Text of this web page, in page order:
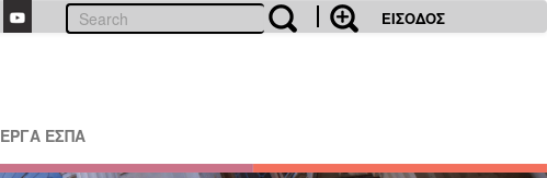
ΕΙΣΟΔΟΣ
ΕΡΓΑ ΕΣΠΑ